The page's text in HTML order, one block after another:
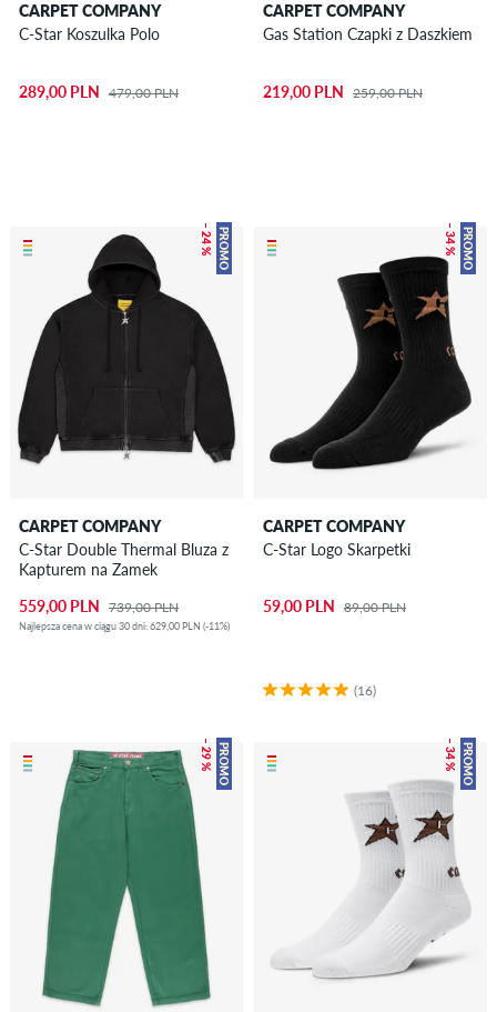
CARPET COMPANY
C-Star Koszulka Polo
289,00 PLN 479,00 PLN
CARPET COMPANY
Gas Station Czapki z Daszkiem
219,00 PLN 259,00 PLN
PROMO
– 24 %
CARPET COMPANY
C-Star Double Thermal Bluza z
Kapturem na Zamek
559,00 PLN 739,00 PLN
Najlepsza cena w ciągu 30 dni: 629,00 PLN (-11%)
PROMO
– 34 %
CARPET COMPANY
C-Star Logo Skarpetki
59,00 PLN 89,00 PLN
(16)
PROMO
– 29 % PROMO
– 34 %